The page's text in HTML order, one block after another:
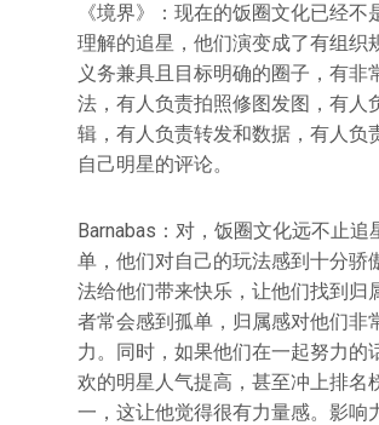
《境界》：现在的饭圈文化已经不
理解的追星，他们演变成了有组织
义务兼具且目标明确的圈子，有非
法，有人负责拍照修图发图，有人
辑，有人负责转发和数据，有人负
自己明星的评论。
Barnabas：对，饭圈文化远不止追
单，他们对自己的玩法感到十分骄
法给他们带来快乐，让他们找到归
者常会感到孤单，归属感对他们非
力。同时，如果他们在一起努力的
欢的明星人气提高，甚至冲上排名
一，这让他觉得很有力量感。影响